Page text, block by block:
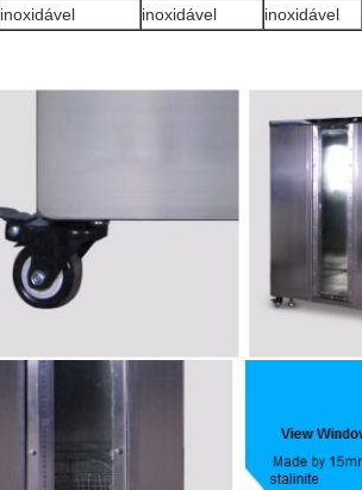
inoxidável inoxidável inoxidável